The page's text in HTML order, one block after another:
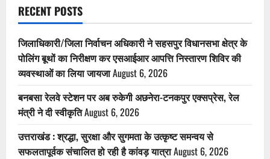
RECENT POSTS
जिलाधिकारी/जिला निर्वाचन अधिकारी ने सहसपुर विधानसभा क्षेत्र के
पोलिंग बूथों का निरीक्षण कर एसआईआर आपत्ति निस्तारण शिविर की
व्यवस्थाओं का लिया जायजाAugust 6, 2026
बनबसा रेलवे स्टेशन पर अब रुकेगी अछनेरा-टनकपुर एक्सप्रेस, रेल
मंत्री ने दी स्वीकृतिAugust 6, 2026
उत्तराखंड : श्रद्धा, सुरक्षा और सुगमता के उत्कृष्ट समन्वय से
सफलतापूर्वक संचालित हो रही है कांवड़ यात्राAugust 6, 2026